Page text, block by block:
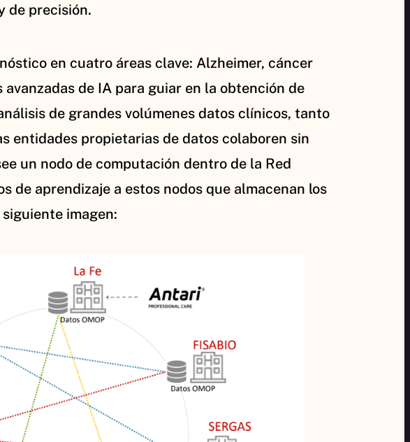
de precisión.
en cuatro áreas clave: Alzheimer, cáncer
de IA para guiar en la obtención de
de grandes volúmenes datos clínicos, tanto
entidades propietarias de datos colaboren sin
un nodo de computación dentro de la Red
de aprendizaje a estos nodos que almacenan los
imagen: